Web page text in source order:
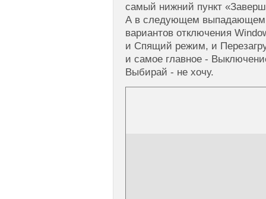
самый нижний пункт
А в следующем выпадающем
вариантов отключения
и Спящий режим, и
и самое главное -
Выбирай - не хочу.